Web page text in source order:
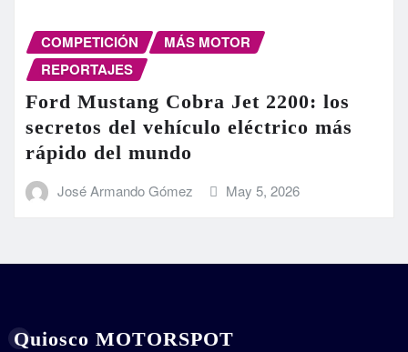
COMPETICIÓN
MÁS MOTOR
REPORTAJES
Ford Mustang Cobra Jet 2200: los
secretos del vehículo eléctrico más
rápido del mundo
José Armando Gómez May 5, 2026
Quiosco MOTORSPOT